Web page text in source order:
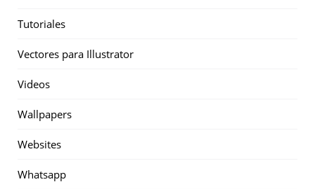
Tutoriales
Vectores para Illustrator
Videos
Wallpapers
Websites
Whatsapp